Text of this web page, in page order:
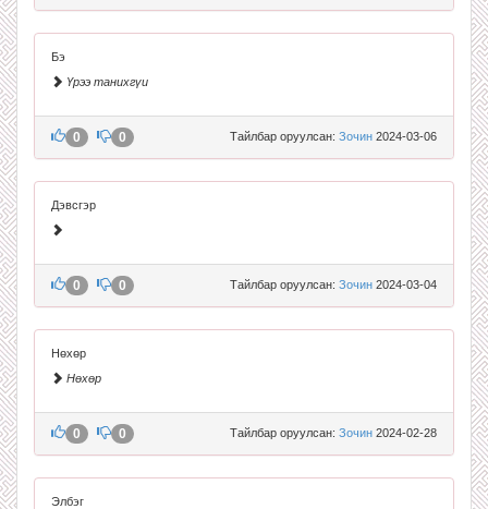
Бэ
Үрээ танихгүи
Тайлбар оруулсан: Зочин 2024-03-06
0 0
Дэвсгэр
Тайлбар оруулсан: Зочин 2024-03-04
0 0
Нөхөр
Нөхөр
Тайлбар оруулсан: Зочин 2024-02-28
0 0
Элбэг